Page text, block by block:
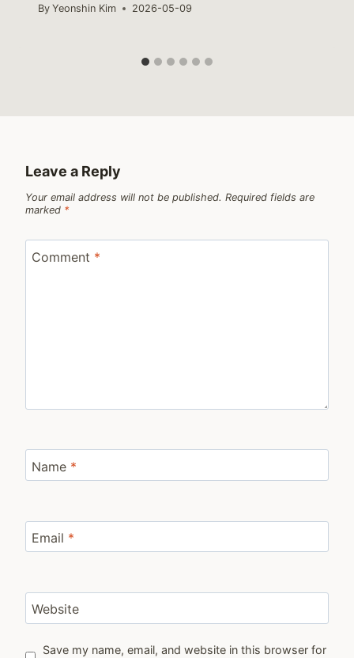
By Yeonshin Kim 2026-05-09
Leave a Reply
Your email address will not be published. Required fields are
marked *
Comment *
Name *
Email *
Website
Save my name, email, and website in this browser for